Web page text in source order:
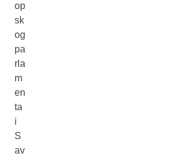
op
sk
og
pa
rla
m
en
ta
i
S
av